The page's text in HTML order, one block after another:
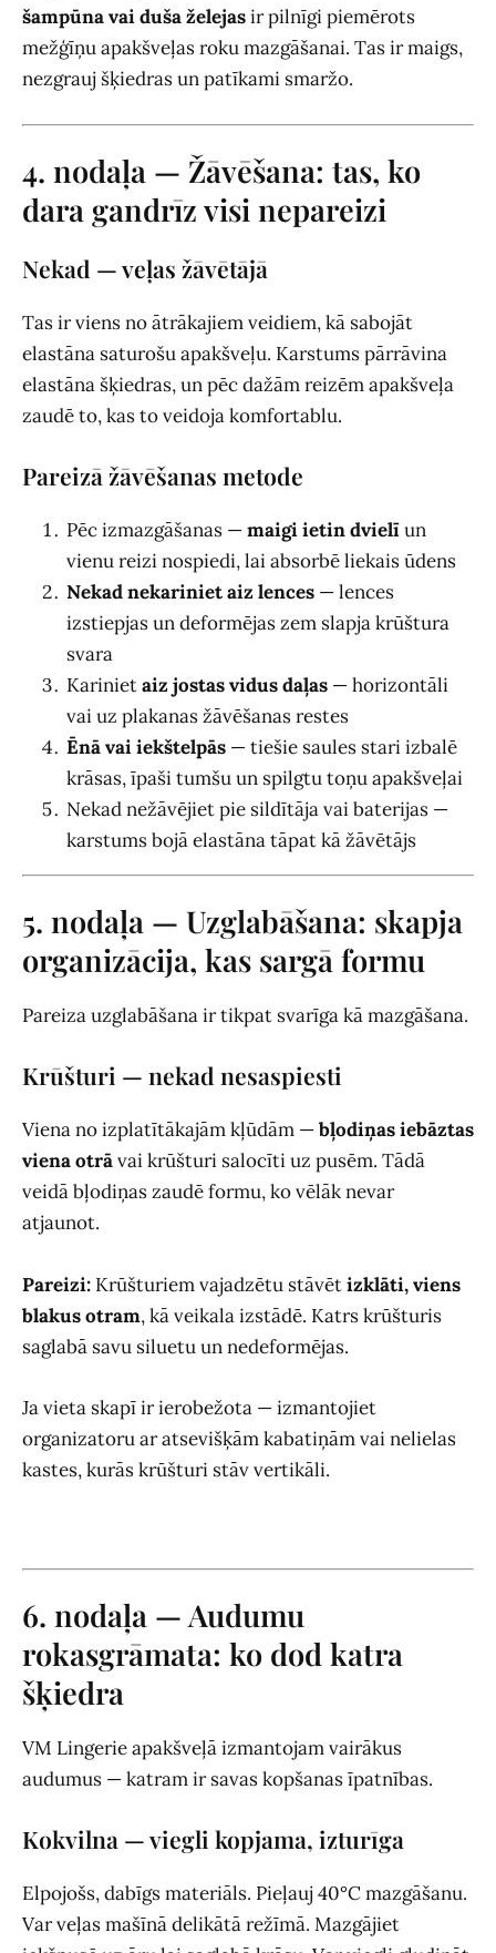
šampūna vai duša želejasir pilnīgi piemērots
mežģīņu apakšveļas roku mazgāšanai. Tas ir maigs,
nezgrauj šķiedras un patīkami smaržo.
4. nodaļa — Žāvēšana: tas, ko
dara gandrīz visi nepareizi
Nekad — veļas žāvētājā
Tas ir viens no ātrākajiem veidiem, kā sabojāt
elastāna saturošu apakšveļu. Karstums pārrāvina
elastāna šķiedras, un pēc dažām reizēm apakšveļa
zaudē to, kas to veidoja komfortablu.
Pareizā žāvēšanas metode
Pēc izmazgāšanas —maigi ietin dvielīun
vienu reizi nospiedi, lai absorbē liekais ūdens
Nekad nekariniet aiz lences — lences
izstiepjas un deformējas zem slapja krūštura
svara
Karinietaiz jostas vidus daļas — horizontāli
vai uz plakanas žāvēšanas restes
Ēnā vai iekštelpās — tiešie saules stari izbalē
krāsas, īpaši tumšu un spilgtu toņu apakšveļai
Nekad nežāvējiet pie sildītāja vai baterijas —
karstums bojā elastāna tāpat kā žāvētājs
5. nodaļa — Uzglabāšana: skapja
organizācija, kas sargā formu
Pareiza uzglabāšana ir tikpat svarīga kā mazgāšana.
Krūšturi — nekad nesaspiesti
Viena no izplatītākajām kļūdām —bļodiņas iebāztas
viena otrāvai krūšturi salocīti uz pusēm. Tādā
veidā bļodiņas zaudē formu, ko vēlāk nevar
atjaunot.
Pareizi: Krūšturiem vajadzētu stāvētizklāti, viens
blakus otram, kā veikala izstādē. Katrs krūšturis
saglabā savu siluetu un nedeformējas.
Ja vieta skapī ir ierobežota — izmantojiet
organizatoru ar atsevišķām kabatiņām vai nelielas
kastes, kurās krūšturi stāv vertikāli.
6. nodaļa — Audumu
rokasgrāmata: ko dod katra
šķiedra
VM Lingerie apakšveļā izmantojam vairākus
audumus — katram ir savas kopšanas īpatnības.
Kokvilna — viegli kopjama, izturīga
Elpojošs, dabīgs materiāls. Pieļauj 40°C mazgāšanu.
Var veļas mašīnā delikātā režīmā. Mazgājiet